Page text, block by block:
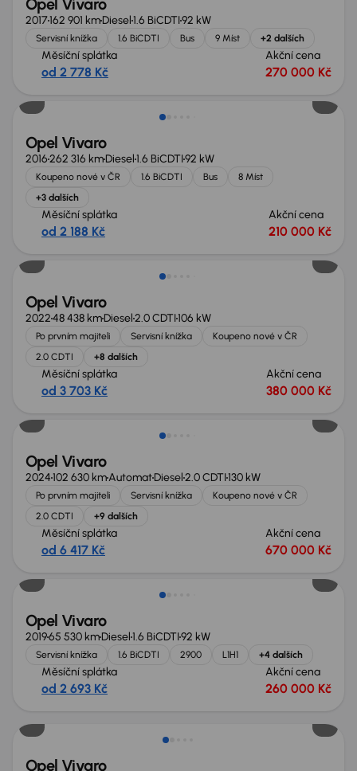
2017162 901 kmDiesel1.6 BiCDTI92 kW
Servisní knížka 1.6 BiCDTI Bus 9 Míst +2 dalších
Měsíční splátka
od 2 778 Kč
Akční cena
270 000 Kč
Opel Vivaro
2016262 316 kmDiesel1.6 BiCDTI92 kW
Koupeno nové v ČR 1.6 BiCDTI Bus
8 Míst
+3 dalších
Měsíční splátka
od 2 188 Kč
Akční cena
210 000 Kč
Zlevněno o 10 000 Kč
Opel Vivaro
202248 438 kmDiesel2.0 CDTI106 kW
Po prvním majiteli Servisní knížka
Koupeno nové v ČR
2.0 CDTI
+8 dalších
Měsíční splátka
od 3 703 Kč
Akční cena
380 000 Kč
Zlevněno o 30 000 Kč
Opel Vivaro
2024102 630 kmAutomatDiesel2.0 CDTI130 kW
Po prvním majiteli Servisní knížka
Koupeno nové v ČR
2.0 CDTI
+9 dalších
Měsíční splátka
od 6 417 Kč
Akční cena
670 000 Kč
Zlevněno o 30 000 Kč
Opel Vivaro
201965 530 kmDiesel1.6 BiCDTI92 kW
Servisní knížka 1.6 BiCDTI 2900 L1H1 +4 dalších
Měsíční splátka
od 2 693 Kč
Akční cena
260 000 Kč
Opel Vivaro